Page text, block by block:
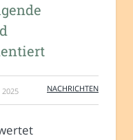
2025 NACHRICHTEN